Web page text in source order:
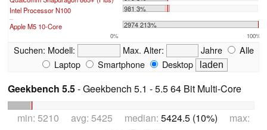
Intel Processor N100
981 3%
Apple M5 10-Core 2974 213%
0% 100%
Suchen: Modell: Max. Alter: Jahre
Alle
Laptop
Smartphone Desktop
Geekbench 5.5- Geekbench 5.1 - 5.5 64 Bit Multi-Core
min: 5210 avg: 5425 median: 5424.5 (10%) max: